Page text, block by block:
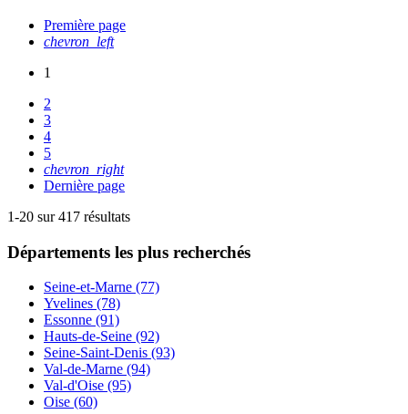
Première page
chevron_left
1
2
3
4
5
chevron_right
Dernière page
1-20 sur 417 résultats
Départements les plus recherchés
Seine-et-Marne (77)
Yvelines (78)
Essonne (91)
Hauts-de-Seine (92)
Seine-Saint-Denis (93)
Val-de-Marne (94)
Val-d'Oise (95)
Oise (60)